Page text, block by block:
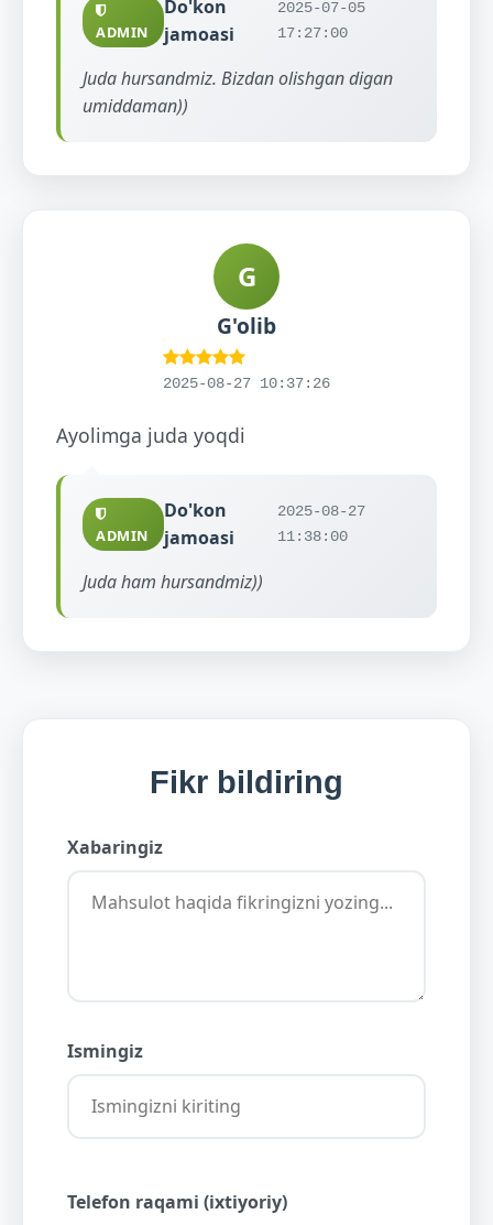
ADMIN
Do'kon
jamoasi
2025-07-05
17:27:00
Juda hursandmiz. Bizdan olishgan digan
umiddaman))
G
G'olib
2025-08-27 10:37:26
Ayolimga juda yoqdi
ADMIN
Do'kon
jamoasi
2025-08-27
11:38:00
Juda ham hursandmiz))
Fikr bildiring
Xabaringiz
Ismingiz
Telefon raqami (ixtiyoriy)